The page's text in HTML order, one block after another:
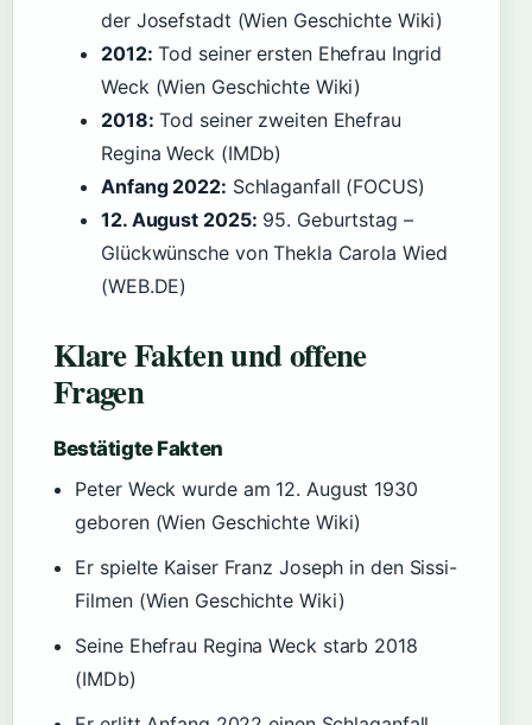
der Josefstadt (Wien Geschichte Wiki)
2012: Tod seiner ersten Ehefrau Ingrid
Weck (Wien Geschichte Wiki)
2018: Tod seiner zweiten Ehefrau
Regina Weck (IMDb)
Anfang 2022: Schlaganfall (FOCUS)
12. August 2025: 95. Geburtstag –
Glückwünsche von Thekla Carola Wied
(WEB.DE)
Klare Fakten und offene
Fragen
Bestätigte Fakten
Peter Weck wurde am 12. August 1930
geboren (Wien Geschichte Wiki)
Er spielte Kaiser Franz Joseph in den Sissi-
Filmen (Wien Geschichte Wiki)
Seine Ehefrau Regina Weck starb 2018
(IMDb)